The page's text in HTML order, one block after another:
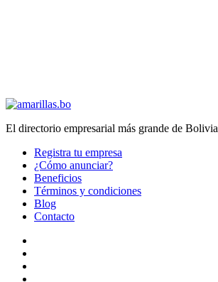
El directorio empresarial más grande de Bolivia
Registra tu empresa
¿Cómo anunciar?
Beneficios
Términos y condiciones
Blog
Contacto